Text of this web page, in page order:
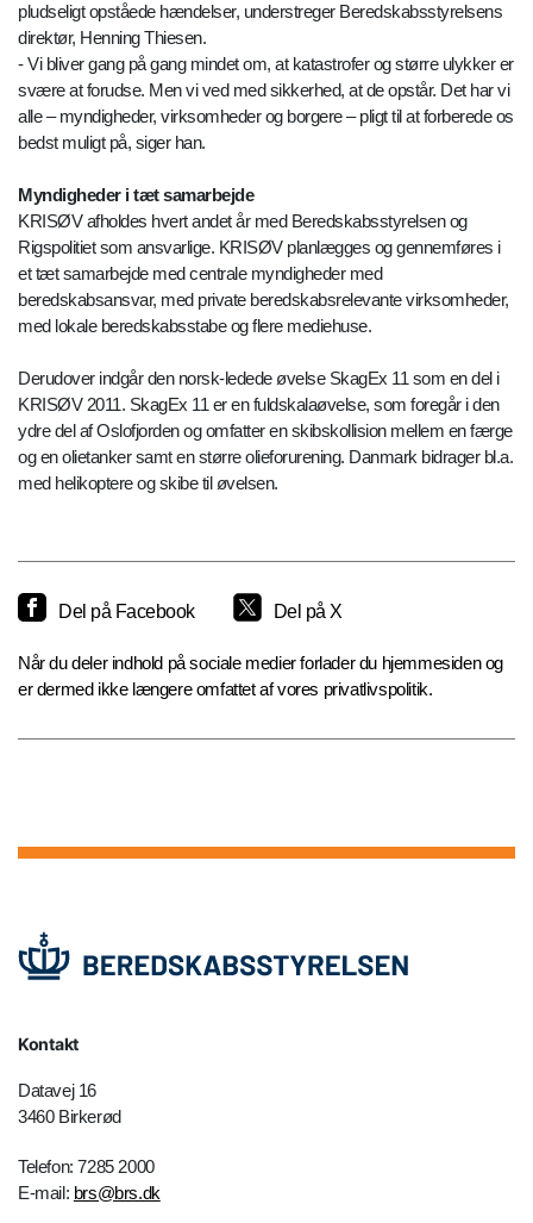
pludseligt opståede hændelser, understreger Beredskabsstyrelsens
direktør, Henning Thiesen.
- Vi bliver gang på gang mindet om, at katastrofer og større ulykker er
svære at forudse. Men vi ved med sikkerhed, at de opstår. Det har vi
alle – myndigheder, virksomheder og borgere – pligt til at forberede os
bedst muligt på, siger han.
Myndigheder i tæt samarbejde
KRISØV afholdes hvert andet år med Beredskabsstyrelsen og
Rigspolitiet som ansvarlige. KRISØV planlægges og gennemføres i
et tæt samarbejde med centrale myndigheder med
beredskabsansvar, med private beredskabsrelevante virksomheder,
med lokale beredskabsstabe og flere mediehuse.
Derudover indgår den norsk-ledede øvelse SkagEx 11 som en del i
KRISØV 2011. SkagEx 11 er en fuldskalaøvelse, som foregår i den
ydre del af Oslofjorden og omfatter en skibskollision mellem en færge
og en olietanker samt en større olieforurening. Danmark bidrager bl.a.
med helikoptere og skibe til øvelsen.
Del på Facebook Del på X
Når du deler indhold på sociale medier forlader du hjemmesiden og
er dermed ikke længere omfattet af vores privatlivspolitik.
Kontakt
Datavej 16
3460 Birkerød
Telefon: 7285 2000
E-mail: brs@brs.dk